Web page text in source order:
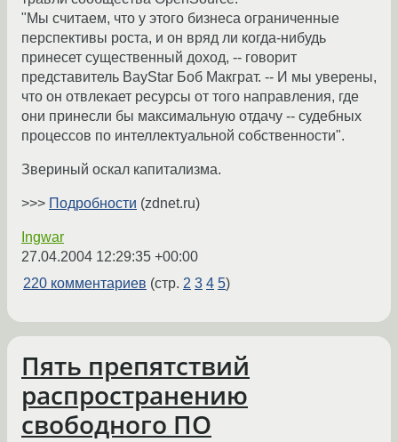
"Мы считаем, что у этого бизнеса ограниченные
перспективы роста, и он вряд ли когда-нибудь
принесет существенный доход, -- говорит
представитель BayStar Боб Макграт. -- И мы уверены,
что он отвлекает ресурсы от того направления, где
они принесли бы максимальную отдачу -- судебных
процессов по интеллектуальной собственности".
Звериный оскал капитализма.
>>> Подробности (zdnet.ru)
Ingwar
27.04.2004 12:29:35 +00:00
220 комментариев (стр. 2 3 4 5)
Пять препятствий
распространению
свободного ПО